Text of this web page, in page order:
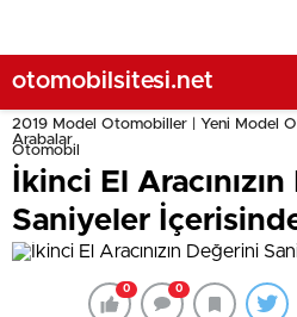
otomobilsitesi.net
2019 Model Otomobiller | Yeni Model
Arabalar
Otomobil
İkinci El
Saniyeler
0 0